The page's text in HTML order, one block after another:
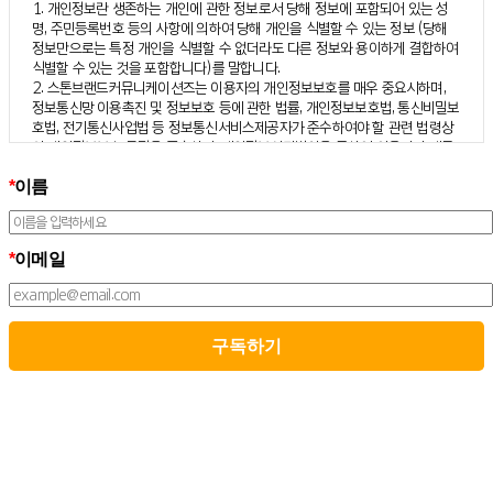
1. 개인정보란 생존하는 개인에 관한 정보로서 당해 정보에 포함되어 있는 성
명, 주민등록번호 등의 사항에 의하여 당해 개인을 식별할 수 있는 정보 (당해
정보만으로는 특정 개인을 식별할 수 없더라도 다른 정보와 용이하게 결합하여
식별할 수 있는 것을 포함합니다)를 말합니다.
2. 스톤브랜드커뮤니케이션즈는 이용자의 개인정보보호를 매우 중요시하며,
정보통신망 이용촉진 및 정보보호 등에 관한 법률, 개인정보보호법, 통신비밀보
호법, 전기통신사업법 등 정보통신서비스제공자가 준수하여야 할 관련 법령상
의 개인정보보호 규정을 준수하며, 개인정보처리방침을 통하여 이용자가 제공
해 어떠한 조치가 취해지고 있는지 알려드립니다.
3. 스톤브랜드커뮤니케이션즈는 개인정보처리방침의 지속적인 개선을 위하여
개정하는데 필요한 절차를 정하고 있으며, 개인정보처리방침을 회사의 필요와
경우 버전번호 등을 부여하여 개정된 사항을 이용자께서 쉽게 알아볼 수 있도
록 하고 있습니다.
02. 수집하는 개인정보의 항목 및 수집방법
모든 이용자는 스톤브랜드커뮤니케이션즈가 제공하는 서비스를 이용할 수 있
고, 구독 신청을 통해 스톤브랜드커뮤니케이션즈의 다양한 서비스를 제공받을
*이름
*이메일